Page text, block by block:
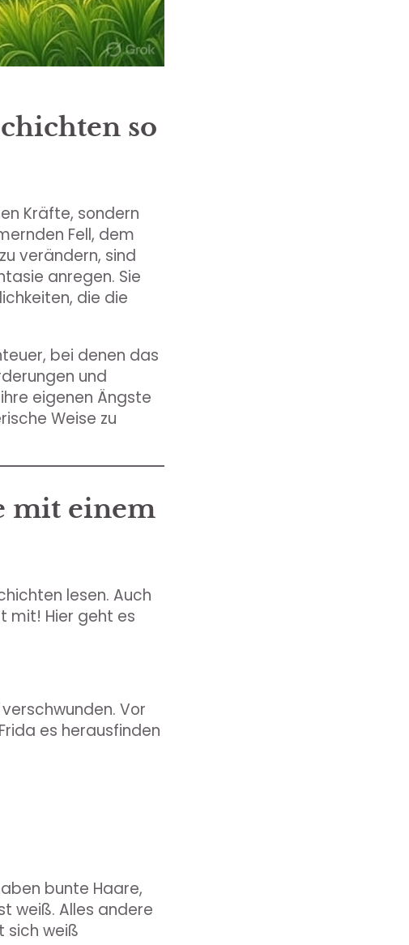
so
Kräfte, sondern
Fell, dem
verändern, sind
anregen. Sie
die die
bei denen das
und
eigenen Ängste
Weise zu
mit einem
lesen. Auch
mit! Hier geht es
Vor
es herausfinden
bunte Haare,
weiß. Alles andere
sich weiß